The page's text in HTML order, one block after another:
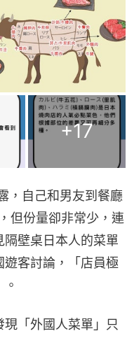
+17
，自己和男友到餐廳
但份量卻非常少，連
壁桌日本人的菜單
客討論，「店員極
「外國人菜單」只